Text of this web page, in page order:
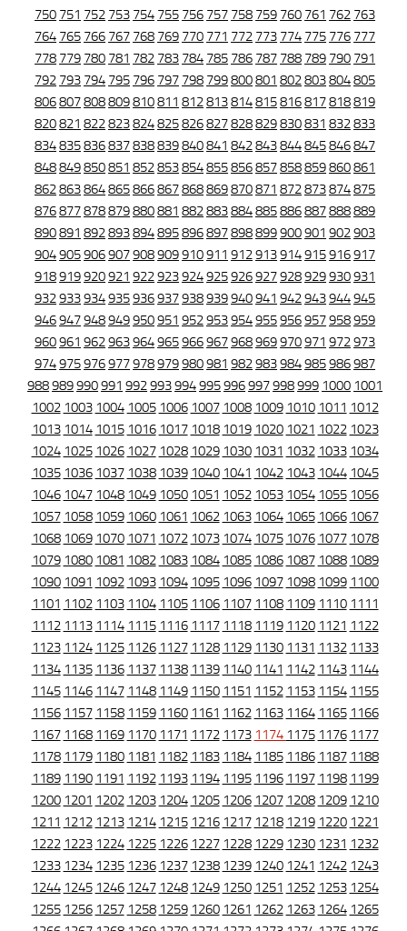
750 751 752 753 754 755 756 757 758 759 760 761 762 763
764 765 766 767 768 769 770 771 772 773 774 775 776 777
778 779 780 781 782 783 784 785 786 787 788 789 790 791
792 793 794 795 796 797 798 799800801 802803804805
806807808809810811 812813814815816817818819
820821 822823824825826827828829830831 832833
834835836837838839840841 842843844845846847
848849850851 852853854855856857858859860861
862863864865866867868869870871 872873874875
876877878879880881 882883884885886887888889
890891 892893894895896897898899900901 902903
904905906907908909910911 912913914915916917
918919920921 922923924925926927928929930931
932933934935936937938939940941 942943944945
946947948949950951 952953954955956957958959
960961 962963964965966967968969970971 972973
974975976977978979980981 982983984985986987
988989990991 992993994995996997998999 1000 1001
1002 1003 1004 1005 1006 1007 1008 1009 1010 1011 1012
1013 1014 1015 1016 1017 1018 1019 1020 1021 1022 1023
1024 1025 1026 1027 1028 1029 1030 1031 1032 1033 1034
1035 1036 1037 1038 1039 1040 1041 1042 1043 1044 1045
1046 1047 1048 1049 1050 1051 1052 1053 1054 1055 1056
1057 1058 1059 1060 1061 1062 1063 1064 1065 1066 1067
1068 1069 1070 1071 1072 1073 1074 1075 1076 1077 1078
1079 1080 1081 1082 1083 1084 1085 1086 1087 1088 1089
1090 1091 1092 1093 1094 1095 1096 1097 1098 1099 1100
1101 1102 1103 1104 1105 1106 1107 1108 1109 1110 1111
1112 1113 1114 1115 1116 1117 1118 1119 1120 1121 1122
1123 1124 1125 1126 1127 1128 1129 1130 1131 1132 1133
1134 1135 1136 1137 1138 1139 1140 1141 1142 1143 1144
1145 1146 1147 1148 1149 1150 1151 1152 1153 1154 1155
1156 1157 1158 1159 1160 1161 1162 1163 1164 1165 1166
1167 1168 1169 1170 1171 1172 1173 1174 1175 1176 1177
1178 1179 1180 1181 1182 1183 1184 1185 1186 1187 1188
1189 1190 1191 1192 1193 1194 1195 1196 1197 1198 1199
1200 1201 1202 1203 1204 1205 1206 1207 1208 1209 1210
1211 1212 1213 1214 1215 1216 1217 1218 1219 1220 1221
1222 1223 1224 1225 1226 1227 1228 1229 1230 1231 1232
1233 1234 1235 1236 1237 1238 1239 1240 1241 1242 1243
1244 1245 1246 1247 1248 1249 1250 1251 1252 1253 1254
1255 1256 1257 1258 1259 1260 1261 1262 1263 1264 1265